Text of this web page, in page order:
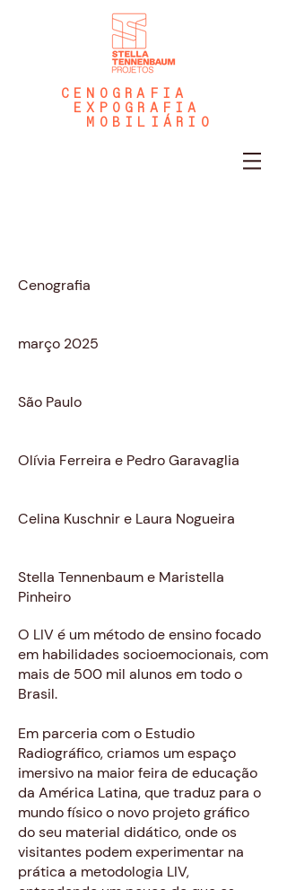
CENOGRAFIA
EXPOGRAFIA
MOBILIÁRIO
Cenografia
março 2025
São Paulo
Olívia Ferreira e Pedro Garavaglia
Celina Kuschnir e Laura Nogueira
Stella Tennenbaum e Maristella
Pinheiro
O LIV é um método de ensino focado
em habilidades socioemocionais, com
mais de 500 mil alunos em todo o
Brasil.
Em parceria com o Estudio
Radiográfico, criamos um espaço
imersivo na maior feira de educação
da América Latina, que traduz para o
mundo físico o novo projeto gráfico
do seu material didático, onde os
visitantes podem experimentar na
prática a metodologia LIV,